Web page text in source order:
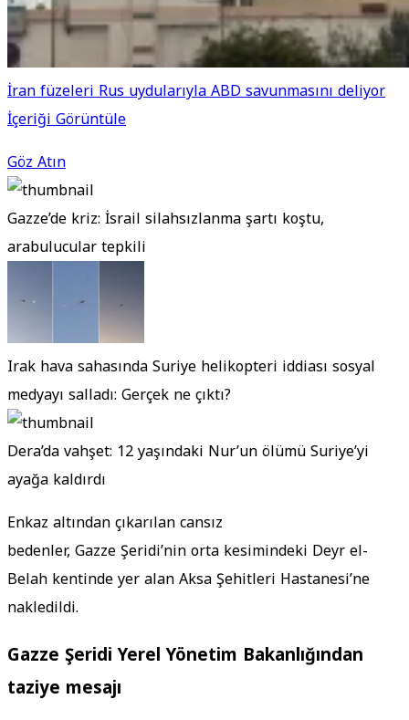
İran füzeleri Rus uydularıyla ABD savunmasını deliyor
İçeriği Görüntüle
Göz Atın
Gazze’de kriz: İsrail silahsızlanma şartı koştu,
arabulucular tepkili
Irak hava sahasında Suriye helikopteri iddiası sosyal
medyayı salladı: Gerçek ne çıktı?
Dera’da vahşet: 12 yaşındaki Nur’un ölümü Suriye’yi
ayağa kaldırdı
Enkaz altından çıkarılan cansız
bedenler, Gazze Şeridi’nin orta kesimindeki Deyr el-
Belah kentinde yer alan Aksa Şehitleri Hastanesi’ne
nakledildi.
Gazze Şeridi Yerel Yönetim Bakanlığından
taziye mesajı